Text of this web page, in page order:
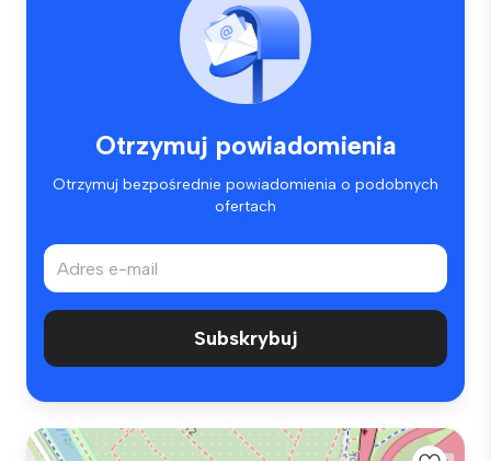
Otrzymuj powiadomienia
Otrzymuj bezpośrednie powiadomienia o podobnych
ofertach
Subskrybuj